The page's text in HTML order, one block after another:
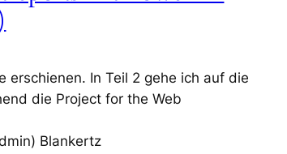
erschienen. In Teil 2 gehe ich auf die
die Project for the Web
Blankertz